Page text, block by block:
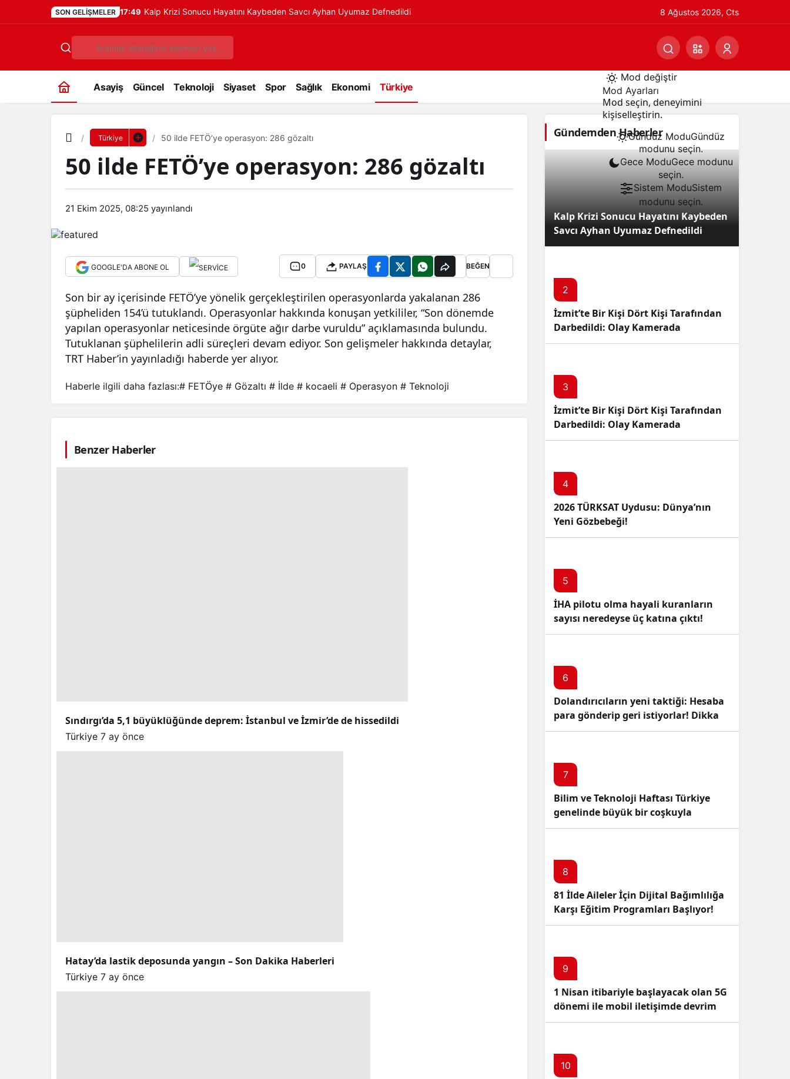
SON GELIŞMELER 17:49 Kalp Krizi Sonucu Hayatını Kaybeden Savcı Ayhan Uyumaz Defnedildi 8 Ağustos 2026, Cts
Asayiş Güncel Teknoloji Siyaset Spor Sağlık Ekonomi Türkiye
Mod değiştir
Mod Ayarları
Mod seçin, deneyimini
kişiselleştirin.
Gündüz ModuGündüz
modunu seçin.
Gece ModuGece modunu
seçin.
Sistem ModuSistem
modunu seçin.
Türkiye 50 ilde FETÖ’ye operasyon: 286 gözaltı
50 ilde FETÖ’ye operasyon: 286 gözaltı
21 Ekim 2025, 08:25 yayınlandı
GOOGLE'DA ABONE OL 0 PAYLAŞ BEĞEN
Son bir ay içerisinde FETÖ’ye yönelik gerçekleştirilen operasyonlarda yakalanan 286
şüpheliden 154’ü tutuklandı. Operasyonlar hakkında konuşan yetkililer, “Son dönemde
yapılan operasyonlar neticesinde örgüte ağır darbe vuruldu” açıklamasında bulundu.
Tutuklanan şüphelilerin adli süreçleri devam ediyor. Son gelişmeler hakkında detaylar,
TRT Haber’in yayınladığı haberde yer alıyor.
Haberle ilgili daha fazlası:# FETÖye # Gözaltı # İlde # kocaeli # Operasyon # Teknoloji
Benzer Haberler
Sındırgı’da 5,1 büyüklüğünde deprem: İstanbul ve İzmir’de de hissedildi
Türkiye 7 ay önce
Hatay’da lastik deposunda yangın – Son Dakika Haberleri
Türkiye 7 ay önce
Gündemden Haberler
Kalp Krizi Sonucu Hayatını Kaybeden
Savcı Ayhan Uyumaz Defnedildi
2
İzmit’te Bir Kişi Dört Kişi Tarafından
Darbedildi: Olay Kamerada
3
İzmit’te Bir Kişi Dört Kişi Tarafından
Darbedildi: Olay Kamerada
4
2026 TÜRKSAT Uydusu: Dünya’nın
Yeni Gözbebeği!
5
İHA pilotu olma hayali kuranların
sayısı neredeyse üç katına çıktı!
6
Dolandırıcıların yeni taktiği: Hesaba
para gönderip geri istiyorlar! Dikkat
Edin!
7
Bilim ve Teknoloji Haftası Türkiye
genelinde büyük bir coşkuyla
kutlandı: İşte Etkinlikler ve
8
81 İlde Aileler İçin Dijital Bağımlılığa
Karşı Eğitim Programları Başlıyor!
9
1 Nisan itibariyle başlayacak olan 5G
dönemi ile mobil iletişimde devrim
başlıyor!
10